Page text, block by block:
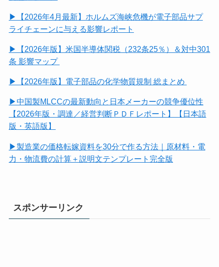
▶【2026年4月最新】ホルムズ海峡危機が電子部品サプ
ライチェーンに与える影響レポート
▶【2026年版】米国半導体関税（232条25％）＆対中301
条 影響マップ
▶【2026年版】電子部品の化学物質規制 総まとめ
▶中国製MLCCの最新動向と日本メーカーの競争優位性
【2026年版・調達／経営判断ＰＤＦレポート】【日本語
版・英語版】
▶製造業の価格転嫁資料を30分で作る方法｜原材料・電
力・物流費の計算＋説明文テンプレート完全版
スポンサーリンク